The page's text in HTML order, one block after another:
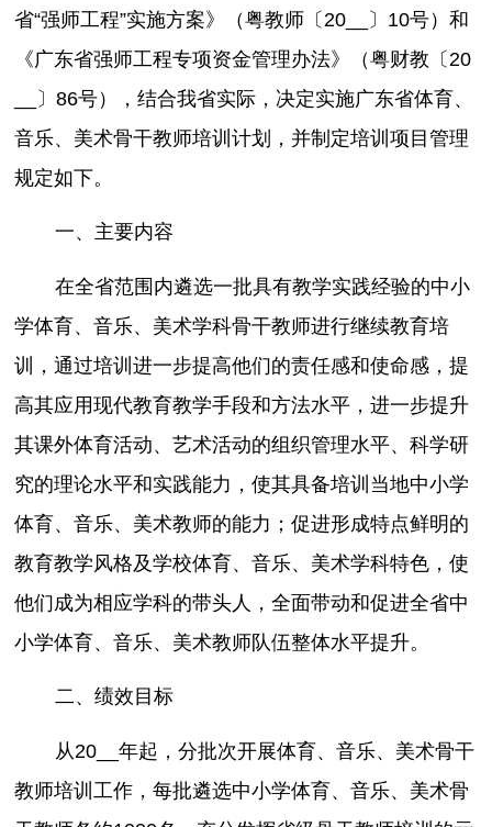
省“强师工程”实施方案》（粤教师〔20__〕10号）和
《广东省强师工程专项资金管理办法》（粤财教〔20
__〕86号），结合我省实际，决定实施广东省体育、
音乐、美术骨干教师培训计划，并制定培训项目管理
规定如下。
一、主要内容
在全省范围内遴选一批具有教学实践经验的中小
学体育、音乐、美术学科骨干教师进行继续教育培
训，通过培训进一步提高他们的责任感和使命感，提
高其应用现代教育教学手段和方法水平，进一步提升
其课外体育活动、艺术活动的组织管理水平、科学研
究的理论水平和实践能力，使其具备培训当地中小学
体育、音乐、美术教师的能力；促进形成特点鲜明的
教育教学风格及学校体育、音乐、美术学科特色，使
他们成为相应学科的带头人，全面带动和促进全省中
小学体育、音乐、美术教师队伍整体水平提升。
二、绩效目标
从20__年起，分批次开展体育、音乐、美术骨干
教师培训工作，每批遴选中小学体育、音乐、美术骨